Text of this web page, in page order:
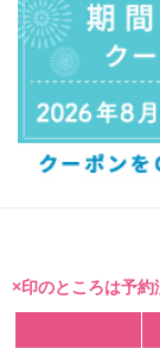
×印のところは予約